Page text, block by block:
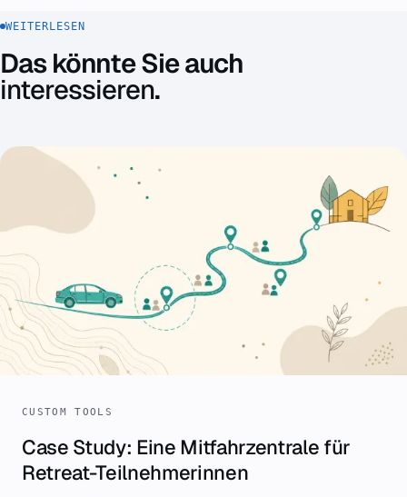
WEITERLESEN
Das könnte Sie auch
interessieren.
CUSTOM TOOLS
Case Study: Eine Mitfahrzentrale für
Retreat-Teilnehmerinnen